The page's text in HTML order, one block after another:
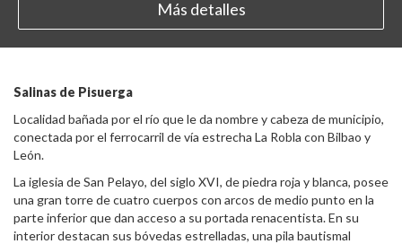
Más detalles
Salinas de Pisuerga
Localidad bañada por el río que le da nombre y cabeza de municipio,
conectada por el ferrocarril de vía estrecha La Robla con Bilbao y
León.
La iglesia de San Pelayo, del siglo XVI, de piedra roja y blanca, posee
una gran torre de cuatro cuerpos con arcos de medio punto en la
parte inferior que dan acceso a su portada renacentista. En su
interior destacan sus bóvedas estrelladas, una pila bautismal